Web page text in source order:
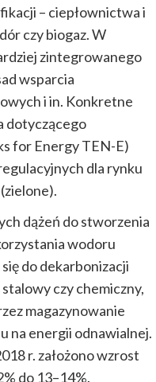
– ciepłownictwa i
czy biogaz. W
zintegrowanego
wsparcia
i in. Konkretne
dotyczącego
for Energy TEN-E)
dla rynku
dążeń do stworzenia
wodoru
do dekarbonizacji
czy chemiczny,
magazynowanie
na energii odnawialnej.
r. założono wzrost
do 13–14%.